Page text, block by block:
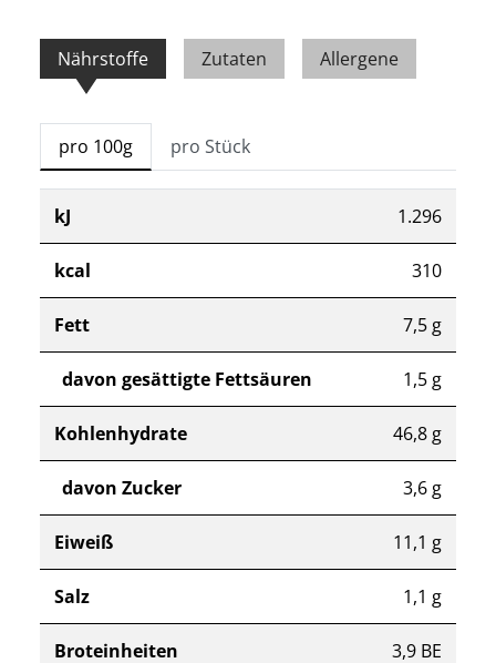
Nährstoffe Zutaten Allergene
pro 100g pro Stück
kJ 1.296
kcal 310
Fett 7,5 g
davon gesättigte Fettsäuren 1,5 g
Kohlenhydrate 46,8 g
davon Zucker 3,6 g
Eiweiß 11,1 g
Salz 1,1 g
Broteinheiten 3,9 BE